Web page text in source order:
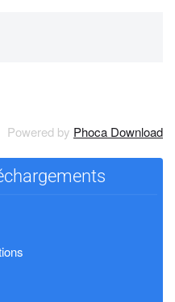
Powered by Phoca Download